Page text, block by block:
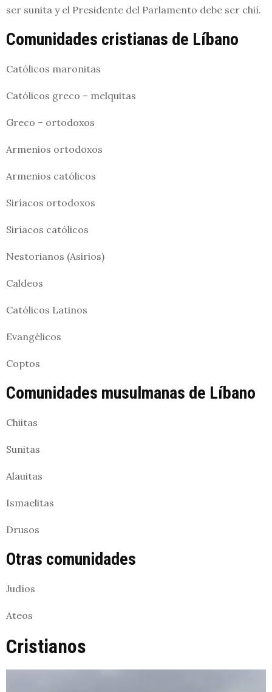
ser sunita y el Presidente del Parlamento debe ser chií.
Comunidades cristianas de Líbano
Católicos maronitas
Católicos greco – melquitas
Greco – ortodoxos
Armenios ortodoxos
Armenios católicos
Siríacos ortodoxos
Siríacos católicos
Nestorianos (Asirios)
Caldeos
Católicos Latinos
Evangélicos
Coptos
Comunidades musulmanas de Líbano
Chiitas
Sunitas
Alauitas
Ismaelitas
Drusos
Otras comunidades
Judíos
Ateos
Cristianos